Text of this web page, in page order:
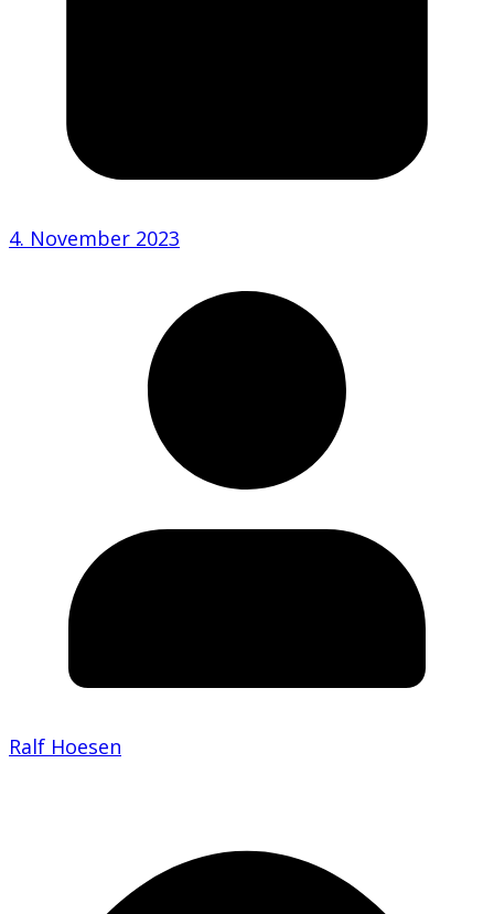
4. November 2023
Ralf Hoesen